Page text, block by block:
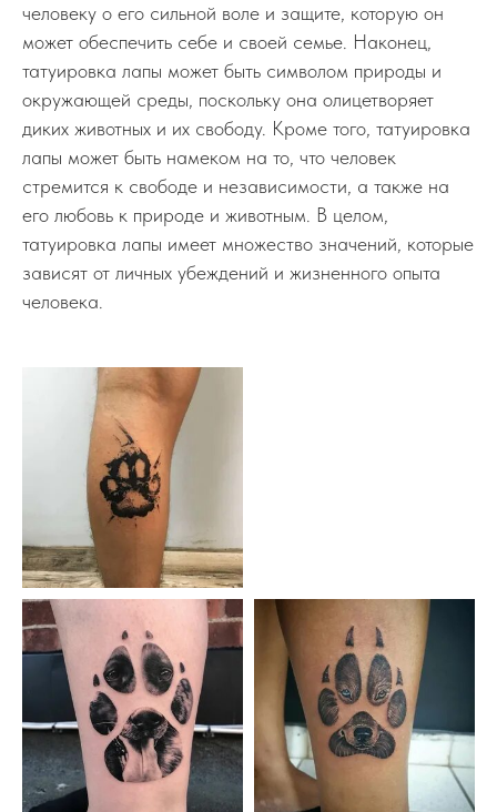
человеку о его сильной воле и защите, которую он
может обеспечить себе и своей семье. Наконец,
татуировка лапы может быть символом природы и
окружающей среды, поскольку она олицетворяет
диких животных и их свободу. Кроме того, татуировка
лапы может быть намеком на то, что человек
стремится к свободе и независимости, а также на
его любовь к природе и животным. В целом,
татуировка лапы имеет множество значений, которые
зависят от личных убеждений и жизненного опыта
человека.